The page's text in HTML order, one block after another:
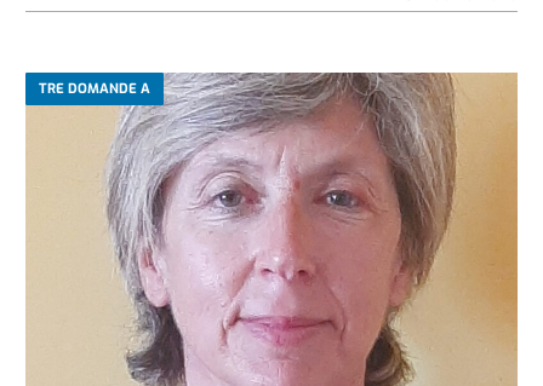
TRE DOMANDE A